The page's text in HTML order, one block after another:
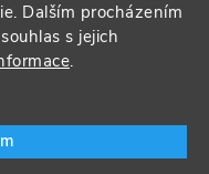
Dalším procházením
s jejich
.
práva vyhrazena.